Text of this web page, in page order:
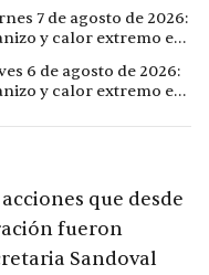
7 de agosto de 2026:
y calor extremo en
6 de agosto de 2026:
y calor extremo en
que desde
fueron
Sandoval